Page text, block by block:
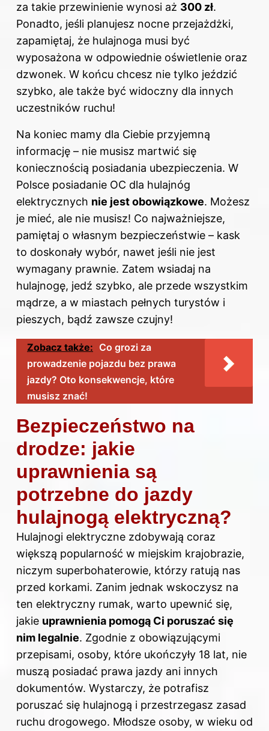
za takie przewinienie wynosi aż 300 zł.
Ponadto, jeśli planujesz nocne przejażdżki,
zapamiętaj, że hulajnoga musi być
wyposażona w odpowiednie oświetlenie oraz
dzwonek. W końcu chcesz nie tylko jeździć
szybko, ale także być widoczny dla innych
uczestników ruchu!
Na koniec mamy dla Ciebie przyjemną
informację – nie musisz martwić się
koniecznością posiadania ubezpieczenia. W
Polsce posiadanie OC dla hulajnóg
elektrycznych nie jest obowiązkowe. Możesz
je mieć, ale nie musisz! Co najważniejsze,
pamiętaj o własnym bezpieczeństwie – kask
to doskonały wybór, nawet jeśli nie jest
wymagany prawnie. Zatem wsiadaj na
hulajnogę, jedź szybko, ale przede wszystkim
mądrze, a w miastach pełnych turystów i
pieszych, bądź zawsze czujny!
Zobacz także: Co grozi za
prowadzenie pojazdu bez prawa
jazdy? Oto konsekwencje, które
musisz znać!
Bezpieczeństwo na
drodze: jakie
uprawnienia są
potrzebne do jazdy
hulajnogą elektryczną?
Hulajnogi elektryczne zdobywają coraz
większą popularność w miejskim krajobrazie,
niczym superbohaterowie, którzy ratują nas
przed korkami. Zanim jednak wskoczysz na
ten elektryczny rumak, warto upewnić się,
jakie uprawnienia pomogą Ci poruszać się
nim legalnie. Zgodnie z obowiązującymi
przepisami, osoby, które ukończyły 18 lat, nie
muszą posiadać prawa jazdy ani innych
dokumentów. Wystarczy, że potrafisz
poruszać się hulajnogą i przestrzegasz zasad
ruchu drogowego. Młodsze osoby, w wieku od